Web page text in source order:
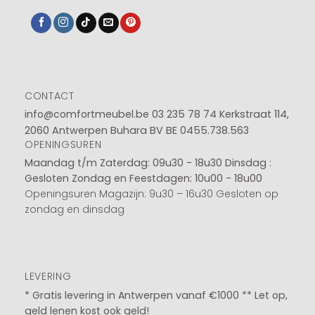
CONTACT
info@comfortmeubel.be 03 235 78 74 Kerkstraat 114,
2060 Antwerpen Buhara BV BE 0455.738.563
OPENINGSUREN
Maandag t/m Zaterdag: 09u30 - 18u30 Dinsdag :
Gesloten Zondag en Feestdagen: 10u00 - 18u00
Openingsuren Magazijn: 9u30 – 16u30 Gesloten op
zondag en dinsdag
LEVERING
* Gratis levering in Antwerpen vanaf €1000 ** Let op,
geld lenen kost ook geld!